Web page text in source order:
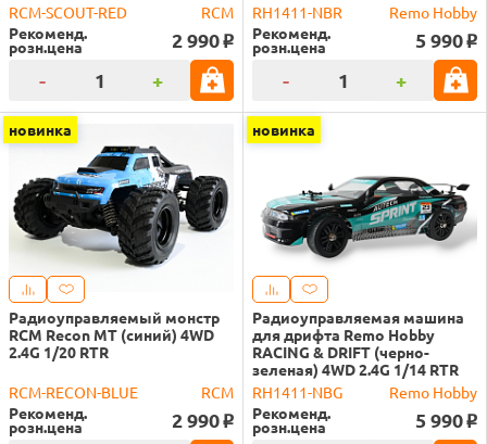
RCM-SCOUT-RED
RCM
Рекоменд.
розн.цена 2 990 o
- +
RH1411-NBR
Remo Hobby
Рекоменд.
розн.цена 5 990 o
- +
новинка
Радиоуправляемый монстр
RCM Recon MT (синий) 4WD
2.4G 1/20 RTR
RCM-RECON-BLUE
RCM
Рекоменд.
розн.цена 2 990 o
новинка
Радиоуправляемая машина
для дрифта Remo Hobby
RACING & DRIFT (черно-
зеленая) 4WD 2.4G 1/14 RTR
RH1411-NBG
Remo Hobby
Рекоменд.
розн.цена 5 990 o